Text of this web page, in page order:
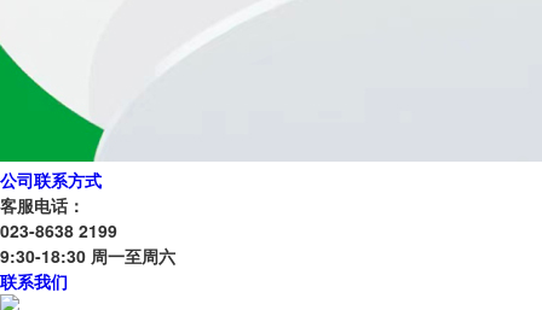
公司联系方式
客服电话：
023-8638 2199
9:30-18:30 周一至周六
联系我们